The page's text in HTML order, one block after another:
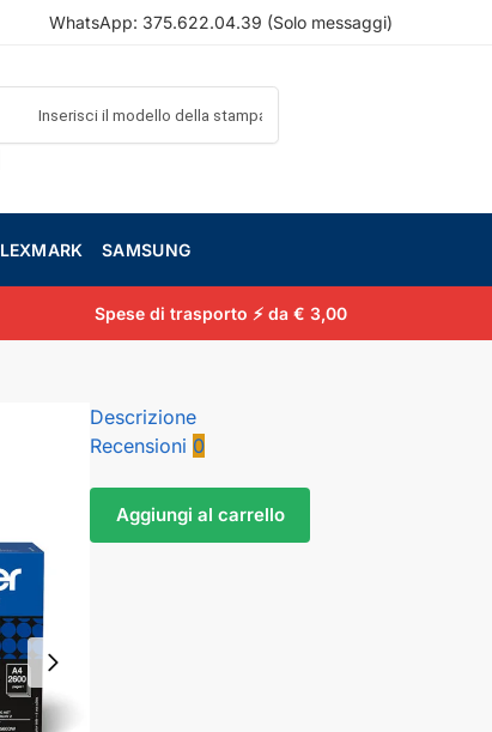
WhatsApp: 375.622.04.39 (Solo messaggi)
LEXMARK SAMSUNG
Spese di trasporto ⚡ da € 3,00
Descrizione
Recensioni 0
Aggiungi al carrello